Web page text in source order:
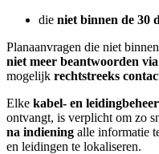
die niet binnen de 30
Planaanvragen die niet
niet meer beantwoorden
mogelijk rechtstreeks
Elke kabel- en
ontvangt, is verplicht om zo
na indiening alle informatie
en leidingen te lokaliseren.